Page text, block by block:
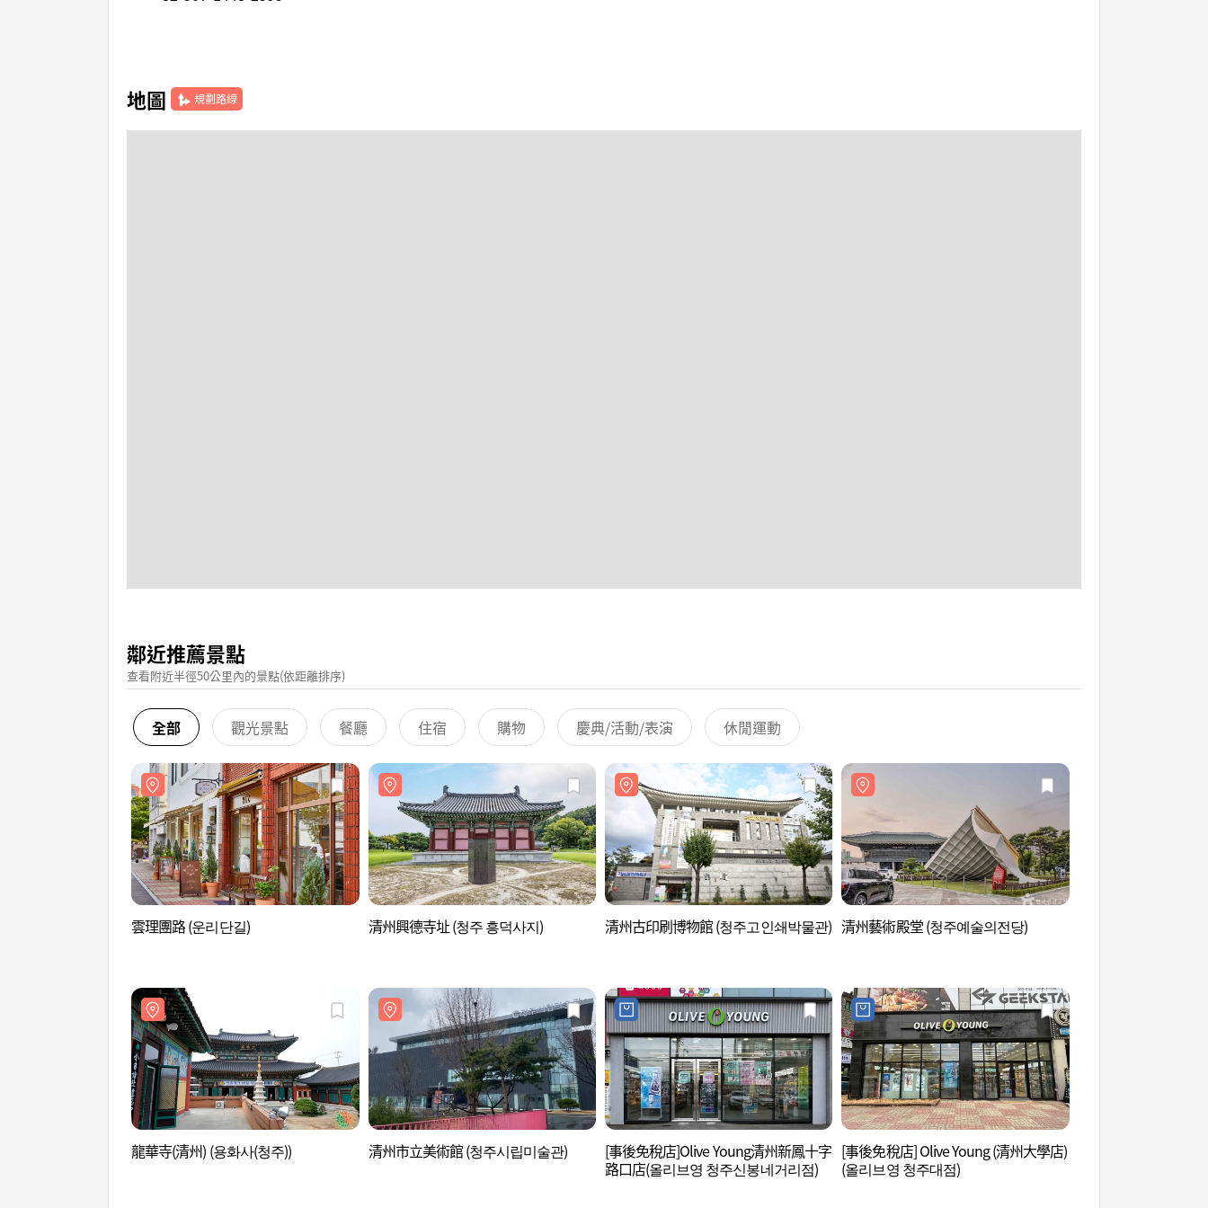
地圖 規劃路線
鄰近推薦景點
查看附近半徑50公里內的景點(依距離排序)
全部 觀光景點 餐廳 住宿 購物 慶典/活動/表演 休閒運動
雲理團路 (운리단길) 清州興德寺址 (청주 흥덕사지) 清州古印刷博物館 (청주고인쇄박물관) 清州藝術殿堂 (청주예술의전당)
龍華寺(清州) (용화사(청주)) 清州市立美術館 (청주시립미술관)
[事後免稅店]Olive Young清州新鳳十字
路口店(올리브영 청주신봉네거리점)
[事後免稅店] Olive Young (清州大學店)
(올리브영 청주대점)